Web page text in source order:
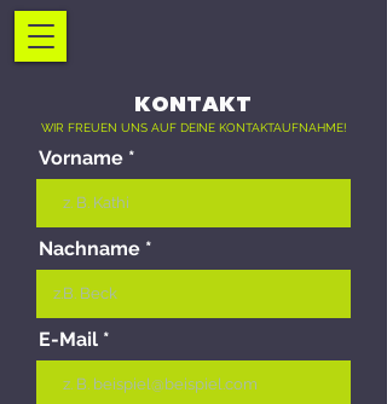
WIR FREUEN UNS AUF DEINE KONTAKTAUFNAHME!
Vorname
Nachname
E-Mail
KONTAKT